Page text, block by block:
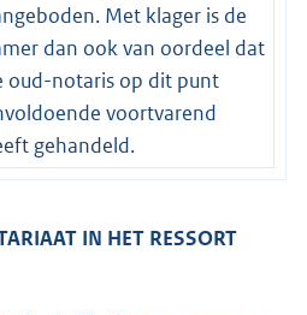
Met klager is de
dan ook van oordeel dat
oud-notaris op dit punt
voortvarend
gehandeld.
IN HET RESSORT